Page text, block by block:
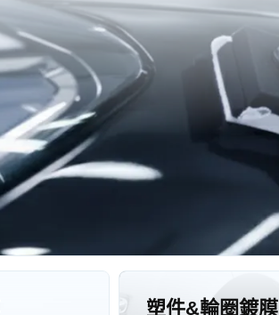
塑件&輪圈鍍膜